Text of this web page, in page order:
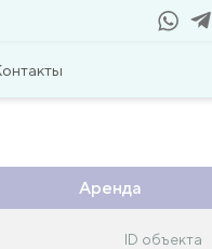
Аренда
ID объекта
ID объекта